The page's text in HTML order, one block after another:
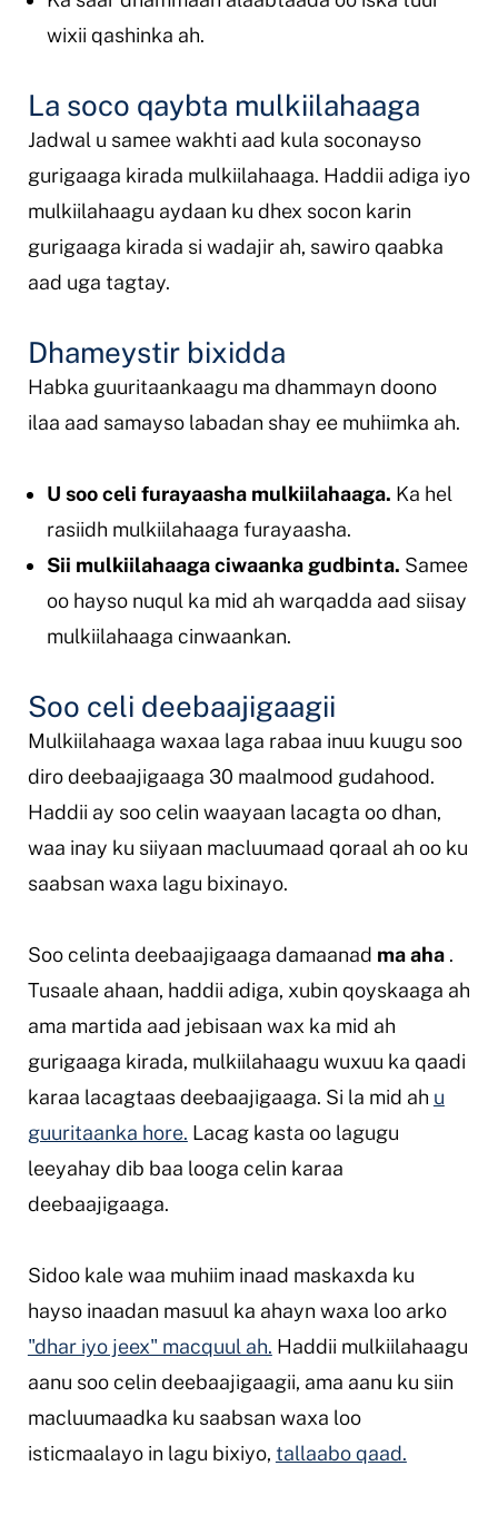
wixii qashinka ah.
La soco qaybta mulkiilahaaga
Jadwal u samee wakhti aad kula soconayso
gurigaaga kirada mulkiilahaaga. Haddii adiga iyo
mulkiilahaagu aydaan ku dhex socon karin
gurigaaga kirada si wadajir ah, sawiro qaabka
aad uga tagtay.
Dhameystir bixidda
Habka guuritaankaagu ma dhammayn doono
ilaa aad samayso labadan shay ee muhiimka ah.
U soo celi furayaasha mulkiilahaaga. Ka hel
rasiidh mulkiilahaaga furayaasha.
Sii mulkiilahaaga ciwaanka gudbinta. Samee
oo hayso nuqul ka mid ah warqadda aad siisay
mulkiilahaaga cinwaankan.
Soo celi deebaajigaagii
Mulkiilahaaga waxaa laga rabaa inuu kuugu soo
diro deebaajigaaga 30 maalmood gudahood.
Haddii ay soo celin waayaan lacagta oo dhan,
waa inay ku siiyaan macluumaad qoraal ah oo ku
saabsan waxa lagu bixinayo.
Soo celinta deebaajigaaga damaanad ma aha.
Tusaale ahaan, haddii adiga, xubin qoyskaaga ah
ama martida aad jebisaan wax ka mid ah
gurigaaga kirada, mulkiilahaagu wuxuu ka qaadi
karaa lacagtaas deebaajigaaga. Si la mid ah u
guuritaanka hore. Lacag kasta oo lagugu
leeyahay dib baa looga celin karaa
deebaajigaaga.
Sidoo kale waa muhiim inaad maskaxda ku
hayso inaadan masuul ka ahayn waxa loo arko
"dhar iyo jeex" macquul ah. Haddii mulkiilahaagu
aanu soo celin deebaajigaagii, ama aanu ku siin
macluumaadka ku saabsan waxa loo
isticmaalayo in lagu bixiyo, tallaabo qaad.